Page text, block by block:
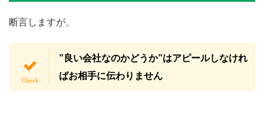
断言しますが、
”良い会社なのかどうか”はアピールしなけれ
ばお相手に伝わりません